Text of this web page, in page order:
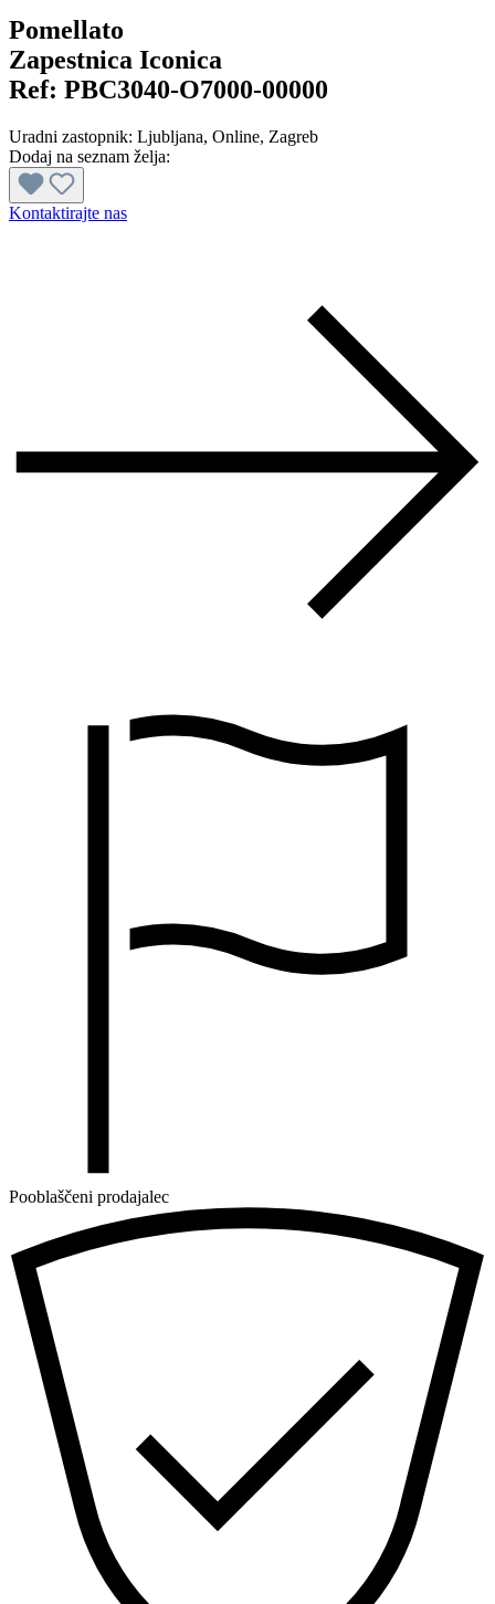
Pomellato
Zapestnica Iconica
Ref: PBC3040-O7000-00000
Uradni zastopnik: Ljubljana, Online, Zagreb
Dodaj na seznam želja:
Kontaktirajte nas
Pooblaščeni prodajalec